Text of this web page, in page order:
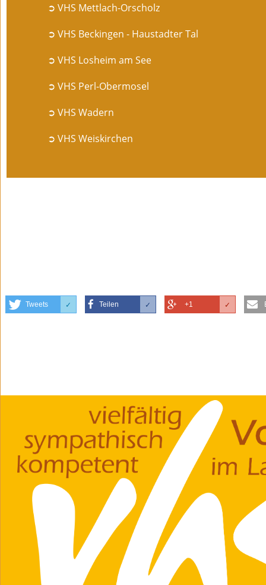
➲ VHS Mettlach-Orscholz
➲ VHS Beckingen - Haustadter Tal
➲ VHS Losheim am See
➲ VHS Perl-Obermosel
➲ VHS Wadern
➲ VHS Weiskirchen
Tweets ✓ Teilen ✓ +1 ✓